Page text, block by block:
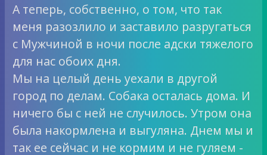
А теперь, собственно, о том, что так
меня разозлило и заставило разругаться
с Мужчиной в ночи после адски тяжелого
для нас обоих дня.
Мы на целый день уехали в другой
город по делам. Собака осталась дома. И
ничего бы с ней не случилось. Утром она
была накормлена и выгуляна. Днем мы и
так ее сейчас и не кормим и не гуляем -